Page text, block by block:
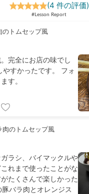
(4 件の評価)
#Lesson Report
のトムセップ風
完全にお店の味でし
やすかったです。 フォ
す。
肉のトムセップ風
ラシ、バイマックルや
れまで使ったことがな
たくさんで楽しかった
バラ肉とオレンジス